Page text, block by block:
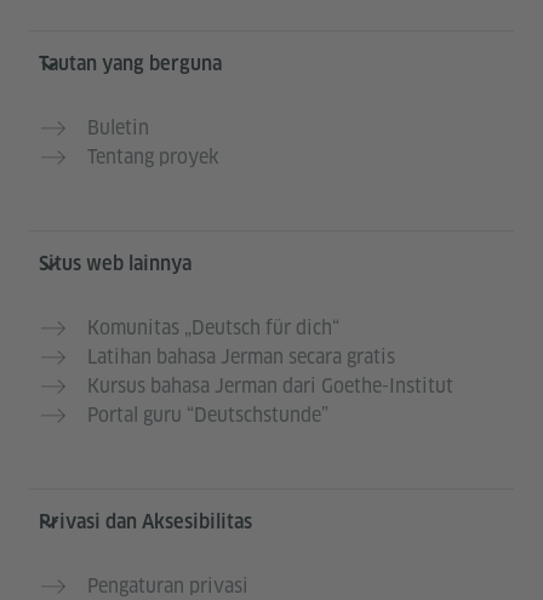
Tautan yang berguna
Buletin
Tentang proyek
Situs web lainnya
Komunitas „Deutsch für dich“
Latihan bahasa Jerman secara gratis
Kursus bahasa Jerman dari Goethe-Institut
Portal guru “Deutschstunde”
Privasi dan Aksesibilitas
Pengaturan privasi